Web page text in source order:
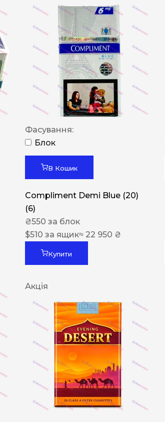
Фасування:
Блок
В Кошик
Compliment Demi Blue (20)
(6)
₴550 за блок
$510 за ящик≈ 22 950 ₴
Купити
Акція